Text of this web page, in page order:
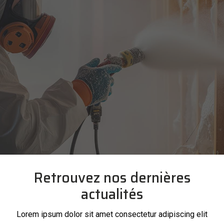
Retrouvez nos dernières
actualités
Lorem ipsum dolor sit amet consectetur adipiscing elit